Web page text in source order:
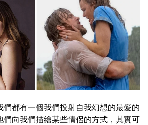
們都有一個我們投射自我幻想的最愛的
們向我們描繪某些情侶的方式，其實可